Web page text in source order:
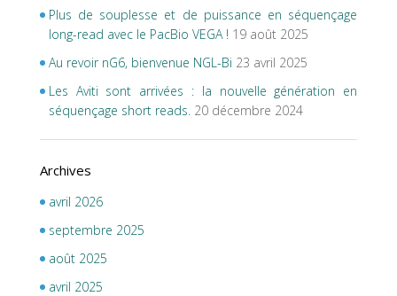
Plus de souplesse et de puissance en séquençage
long-read avec le PacBio VEGA ! 19 août 2025
Au revoir nG6, bienvenue NGL-Bi 23 avril 2025
Les Aviti sont arrivées : la nouvelle génération en
séquençage short reads. 20 décembre 2024
Archives
avril 2026
septembre 2025
août 2025
avril 2025